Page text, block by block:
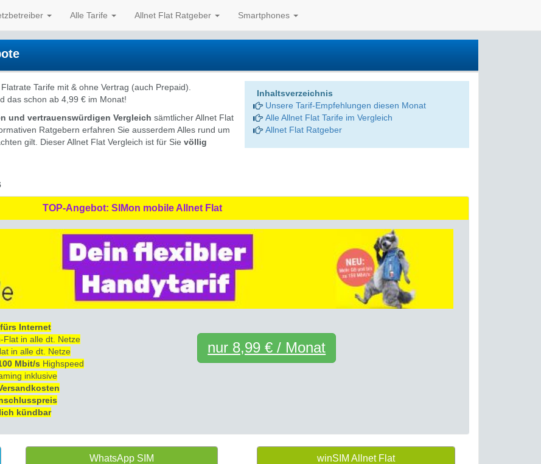
Alle Tarife Allnet Flat Ratgeber Smartphones
Tarife mit & ohne Vertrag (auch Prepaid).
das schon ab 4,99 € im Monat!
und vertrauenswürdigen Vergleich sämtlicher Allnet Flat
Ratgebern erfahren Sie ausserdem Alles rund um
gilt. Dieser Allnet Flat Vergleich ist für Sie völlig
Inhaltsverzeichnis
Unsere Tarif-Empfehlungen diesen Monat
Alle Allnet Flat Tarife im Vergleich
Allnet Flat Ratgeber
TOP-Angebot: SIMon mobile Allnet Flat
Internet
Flat in alle dt. Netze
in alle dt. Netze
Mbit/s Highspeed
inklusive
kündbar
nur 8,99 € / Monat
WhatsApp SIM winSIM Allnet Flat